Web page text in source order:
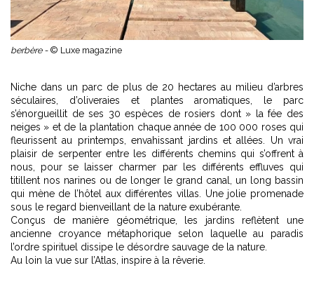
berbère - © Luxe magazine
Niche dans un parc de plus de 20 hectares au milieu d’arbres
séculaires, d’oliveraies et plantes aromatiques, le parc
s’énorgueillit de ses 30 espèces de rosiers dont » la fée des
neiges » et de la plantation chaque année de 100 000 roses qui
fleurissent au printemps, envahissant jardins et allées. Un vrai
plaisir de serpenter entre les différents chemins qui s’offrent à
nous, pour se laisser charmer par les différents effluves qui
titillent nos narines ou de longer le grand canal, un long bassin
qui mène de l’hôtel aux différentes villas. Une jolie promenade
sous le regard bienveillant de la nature exubérante.
Conçus de manière géométrique, les jardins reflètent une
ancienne croyance métaphorique selon laquelle au paradis
l’ordre spirituel dissipe le désordre sauvage de la nature.
Au loin la vue sur l’Atlas, inspire à la rêverie.